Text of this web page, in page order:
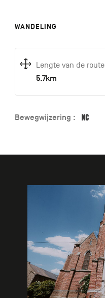
WANDELING
Lengte van de route
5.7km
Bewegwijzering :